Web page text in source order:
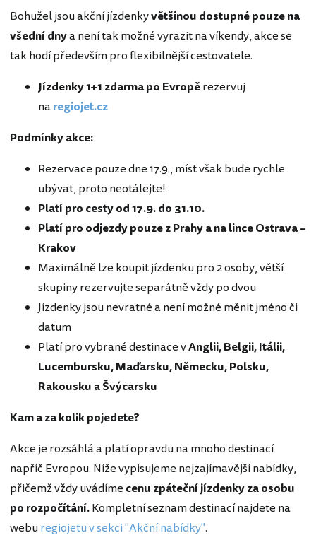
Bohužel jsou akční jízdenkyvětšinou dostupné pouze na
všední dnya není tak možné vyrazit na víkendy, akce se
tak hodí především pro flexibilnější cestovatele.
Jízdenky 1+1 zdarma po Evropěrezervuj
naregiojet.cz
Podmínky akce:
Rezervace pouze dne 17.9., míst však bude rychle
ubývat, proto neotálejte!
Platí pro cesty od 17.9. do 31.10.
Platí pro odjezdy pouze z Prahy a na lince Ostrava –
Krakov
Maximálně lze koupit jízdenku pro 2 osoby, větší
skupiny rezervujte separátně vždy po dvou
Jízdenky jsou nevratné a není možné měnit jméno či
datum
Platí pro vybrané destinace vAnglii, Belgii, Itálii,
Lucembursku, Maďarsku, Německu, Polsku,
Rakousku a Švýcarsku
Kam a za kolik pojedete?
Akce je rozsáhlá a platí opravdu na mnoho destinací
napříč Evropou. Níže vypisujeme nejzajímavější nabídky,
přičemž vždy uvádíme cenu zpáteční jízdenky za osobu
po rozpočítání.Kompletní seznam destinací najdete na
weburegiojetu v sekci "Akční nabídky".